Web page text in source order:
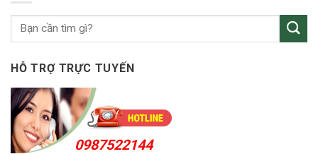
Cát
HỖ TRỢ TRỰC TUYẾN
0987522144